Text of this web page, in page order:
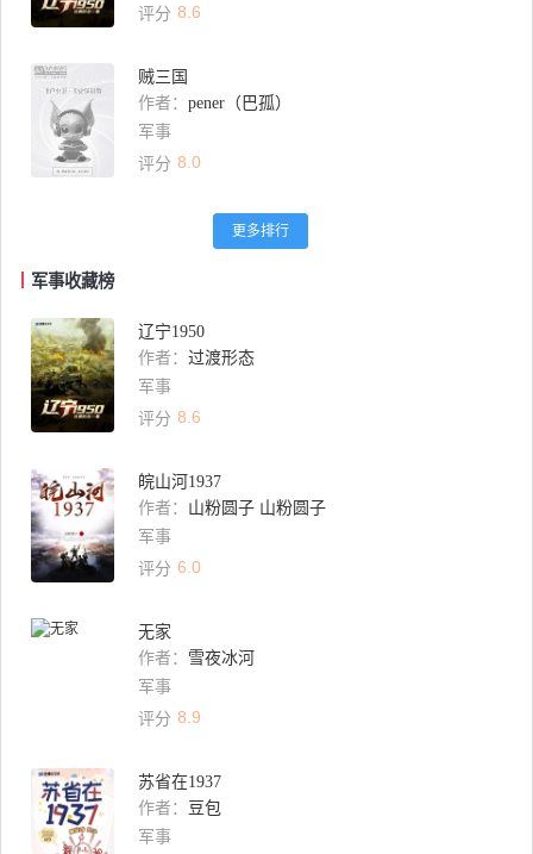
评分 8.6
贼三国
作者： pener（巴孤）
军事
评分 8.0
更多排行
军事收藏榜
辽宁1950
作者： 过渡形态
军事
评分 8.6
皖山河1937
作者： 山粉圆子 山粉圆子
军事
评分 6.0
无家
作者： 雪夜冰河
军事
评分 8.9
苏省在1937
作者：
豆包
军事